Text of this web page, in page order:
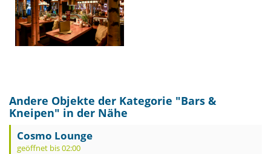
Andere Objekte der Kategorie "Bars &
Kneipen" in der Nähe
Cosmo Lounge
geöffnet bis 02:00